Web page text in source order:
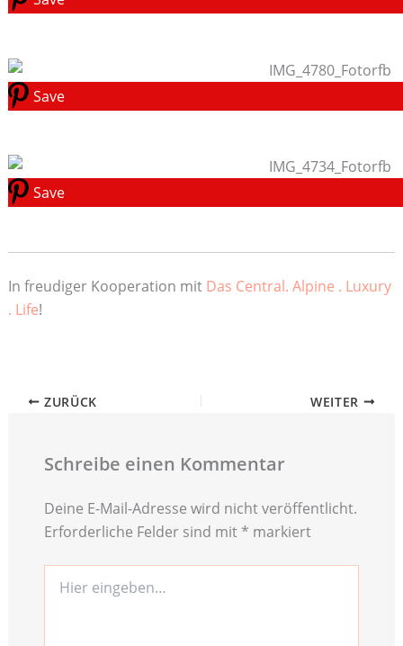
Save
Save
In freudiger Kooperation mit Das Central. Alpine . Luxury
. Life!
ZURÜCK WEITER
Schreibe einen Kommentar
Deine E-Mail-Adresse wird nicht veröffentlicht.
Erforderliche Felder sind mit * markiert
eingeben…